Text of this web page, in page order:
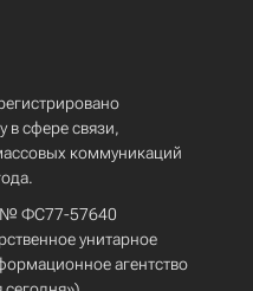
в сфере связи,
коммуникаций
№ ФС77-57640
унитарное
агентство